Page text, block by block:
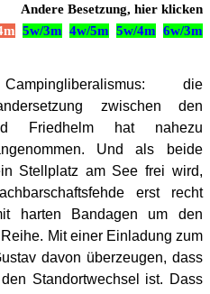
Andere Besetzung, hier klicken
5w/3m 4w/5m 5w/4m 6w/3m
die
zwischen den
Friedhelm hat nahezu
Und als beide
Stellplatz am See frei wird,
erst recht
harten Bandagen um den
Mit einer Einladung zum
davon überzeugen, dass
Standortwechsel ist. Dass